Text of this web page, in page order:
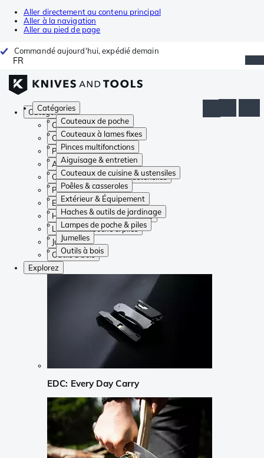
Aller directement au contenu principal
Aller à la navigation
Aller au pied de page
Commandé aujourd'hui, expédié demain
FR
Catégories
Couteaux de poche
Couteaux à lames fixes
Pinces multifonctions
Aiguisage & entretien
Couteaux de cuisine & ustensiles
Poêles & casseroles
Extérieur & Équipement
Haches & outils de jardinage
Lampes de poche & piles
Jumelles
Outils à bois
Catégories
Couteaux de poche
Couteaux à lames fixes
Pinces multifonctions
Aiguisage & entretien
Couteaux de cuisine & ustensiles
Poêles & casseroles
Extérieur & Équipement
Haches & outils de jardinage
Lampes de poche & piles
Jumelles
Outils à bois
Explorez
EDC: Every Day Carry